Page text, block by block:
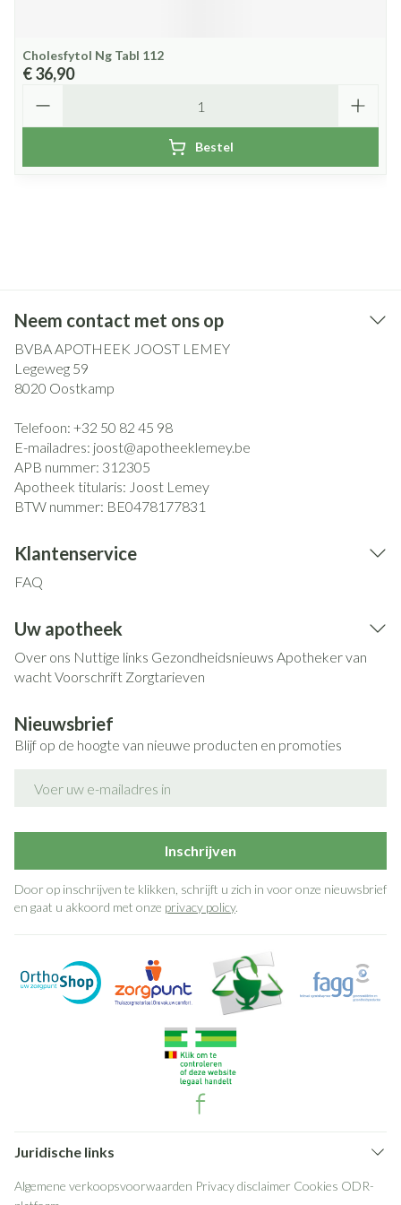
Cholesfytol Ng Tabl 112
€ 36,90
Bestel
Neem contact met ons op
BVBA APOTHEEK JOOST LEMEY
Legeweg 59
8020 Oostkamp
Telefoon: +32 50 82 45 98
E-mailadres: joost@apotheeklemey.be
APB nummer: 312305
Apotheek titularis: Joost Lemey
BTW nummer: BE0478177831
Klantenservice
FAQ
Uw apotheek
Over ons Nuttige links Gezondheidsnieuws Apotheker van
wachtVoorschrift Zorgtarieven
Nieuwsbrief
Blijf op de hoogte van nieuwe producten en promoties
Inschrijven
Door op inschrijven te klikken, schrijft u zich in voor onze nieuwsbrief
en gaat u akkoord met onze privacy policy.
Juridische links
Algemene verkoopsvoorwaarden Privacy disclaimer Cookies ODR-